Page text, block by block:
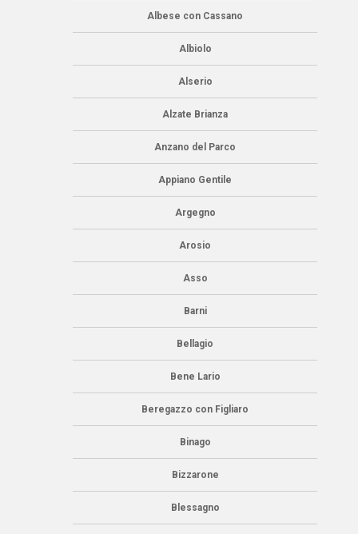
Albese con Cassano
Albiolo
Alserio
Alzate Brianza
Anzano del Parco
Appiano Gentile
Argegno
Arosio
Asso
Barni
Bellagio
Bene Lario
Beregazzo con Figliaro
Binago
Bizzarone
Blessagno